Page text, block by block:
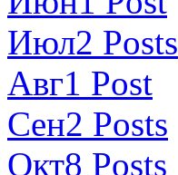
Июл2 Posts
Авг1 Post
Сен2 Posts
Окт8 Posts